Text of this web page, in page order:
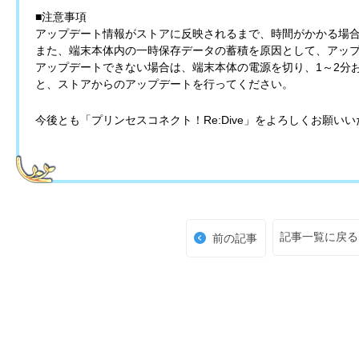
■注意事項
アップデート情報がストアに反映されるまで、時間がかかる場
また、端末本体内の一時保存データの蓄積を原因として、アッ
アップデートできない場合は、端末本体の電源を切り、1～2
と、ストアからのアップデートを行ってください。
今後とも「プリンセスコネクト！Re:Dive」をよろしくお願いい
前の記事 記事一覧に戻る